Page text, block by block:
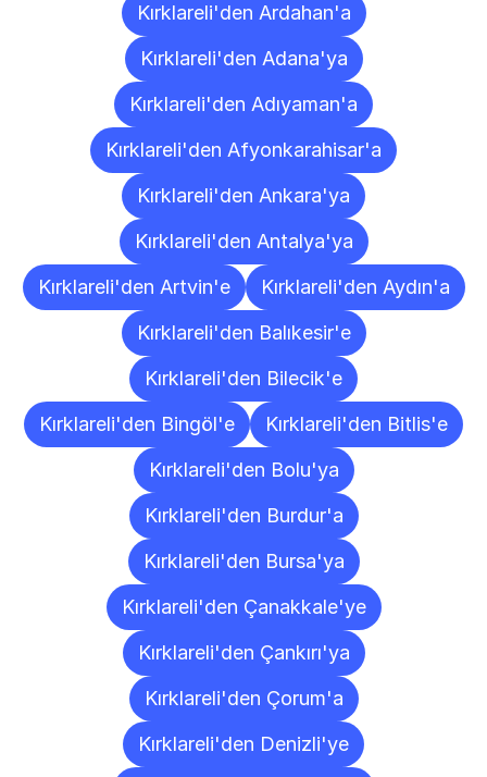
Kırklareli'den Ardahan'a
Kırklareli'den Adana'ya
Kırklareli'den Adıyaman'a
Kırklareli'den Afyonkarahisar'a
Kırklareli'den Ankara'ya
Kırklareli'den Antalya'ya
Kırklareli'den Artvin'e
Kırklareli'den Aydın'a
Kırklareli'den Balıkesir'e
Kırklareli'den Bilecik'e
Kırklareli'den Bingöl'e
Kırklareli'den Bitlis'e
Kırklareli'den Bolu'ya
Kırklareli'den Burdur'a
Kırklareli'den Bursa'ya
Kırklareli'den Çanakkale'ye
Kırklareli'den Çankırı'ya
Kırklareli'den Çorum'a
Kırklareli'den Denizli'ye